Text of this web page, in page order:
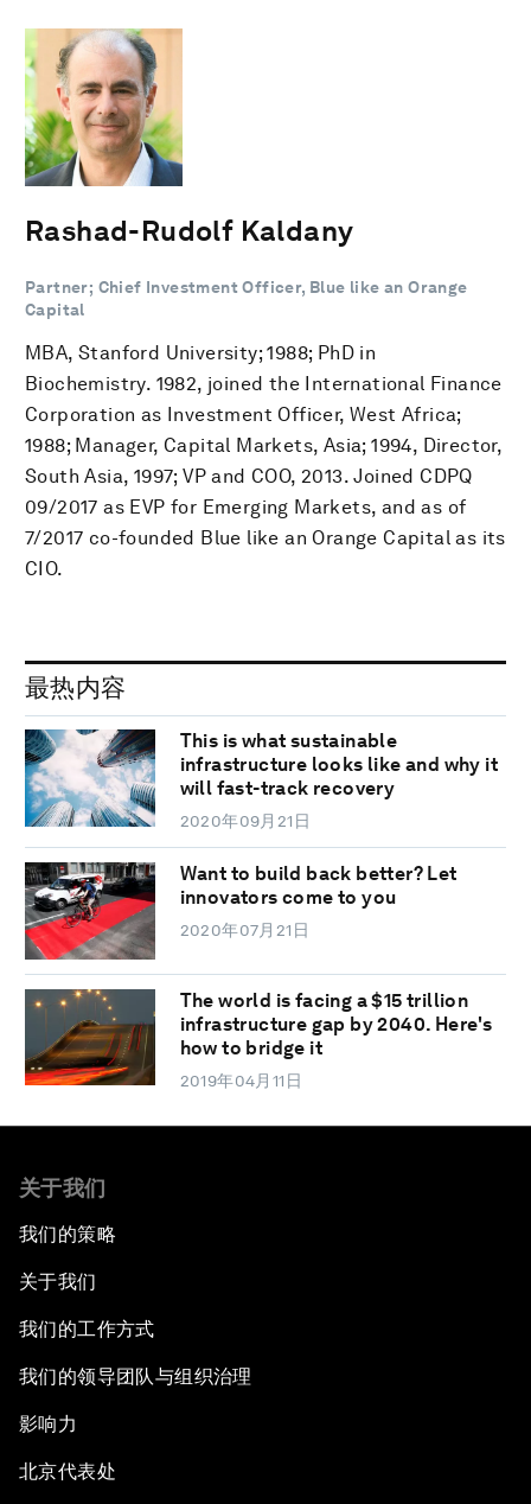
Rashad-Rudolf Kaldany
Partner; Chief Investment Officer, Blue like an Orange
Capital
MBA, Stanford University; 1988; PhD in
Biochemistry. 1982, joined the International Finance
Corporation as Investment Officer, West Africa;
1988; Manager, Capital Markets, Asia; 1994, Director,
South Asia, 1997; VP and COO, 2013. Joined CDPQ
09/2017 as EVP for Emerging Markets, and as of
7/2017 co-founded Blue like an Orange Capital as its
CIO.
最热内容
This is what sustainable
infrastructure looks like and why it
will fast-track recovery
2020年09月21日
Want to build back better? Let
innovators come to you
2020年07月21日
The world is facing a $15 trillion
infrastructure gap by 2040. Here's
how to bridge it
2019年04月11日
关于我们
我们的策略
关于我们
我们的工作方式
我们的领导团队与组织治理
影响力
北京代表处